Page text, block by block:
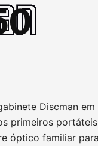
Discman
primeiros
óptico familiar